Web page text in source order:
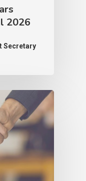
2026
Secretary